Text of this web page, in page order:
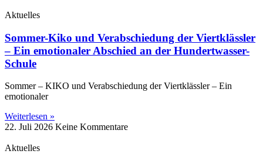
Aktuelles
Sommer-Kiko und Verabschiedung der Viertklässler
– Ein emotionaler Abschied an der Hundertwasser-
Schule
Sommer – KIKO und Verabschiedung der Viertklässler – Ein
emotionaler
Weiterlesen »
22. Juli 2026 Keine Kommentare
Aktuelles